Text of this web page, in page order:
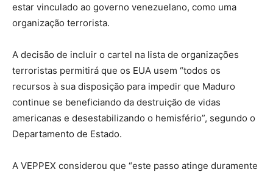
estar vinculado ao governo venezuelano, como uma
organização terrorista.
A decisão de incluir o cartel na lista de organizações
terroristas permitirá que os EUA usem “todos os
recursos à sua disposição para impedir que Maduro
continue se beneficiando da destruição de vidas
americanas e desestabilizando o hemisfério”, segundo o
Departamento de Estado.
A VEPPEX considerou que “este passo atinge duramente